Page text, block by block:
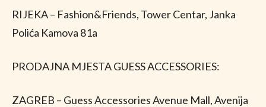
RIJEKA – Fashion&Friends, Tower Centar, Janka
Polića Kamova 81a
PRODAJNA MJESTA GUESS ACCESSORIES:
ZAGREB – Guess Accessories Avenue Mall, Avenija